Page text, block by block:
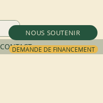
NOUS SOUTENIR
DEMANDE DE FINANCEMENT
CONTACT